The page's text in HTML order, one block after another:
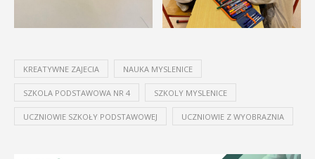
KREATYWNE ZAJECIA NAUKA MYSLENICE
SZKOLA PODSTAWOWA NR 4 SZKOLY MYSLENICE
UCZNIOWIE SZKOŁY PODSTAWOWEJ UCZNIOWIE Z WYOBRAZNIA